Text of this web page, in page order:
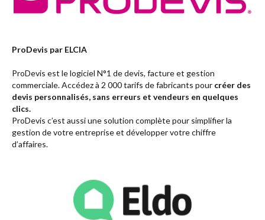
ProDevis par ELCIA
ProDevis est le logiciel N°1 de devis, facture et gestion
commerciale. Accédez à 2 000 tarifs de fabricants pour créer des
devis personnalisés, sans erreurs et vendeurs en quelques
clics.
ProDevis c’est aussi une solution complète pour simplifier la
gestion de votre entreprise et développer votre chiffre
d’affaires.